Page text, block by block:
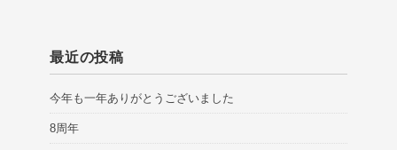
最近の投稿
今年も一年ありがとうございました
8周年